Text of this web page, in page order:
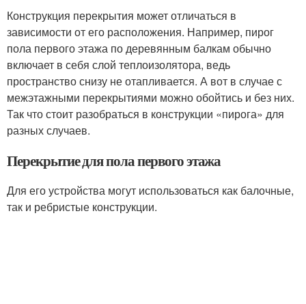
Конструкция перекрытия может отличаться в
зависимости от его расположения. Например, пирог
пола первого этажа по деревянным балкам обычно
включает в себя слой теплоизолятора, ведь
пространство снизу не отапливается. А вот в случае с
межэтажными перекрытиями можно обойтись и без них.
Так что стоит разобраться в конструкции «пирога» для
разных случаев.
Перекрытие для пола первого этажа
Для его устройства могут использоваться как балочные,
так и ребристые конструкции.